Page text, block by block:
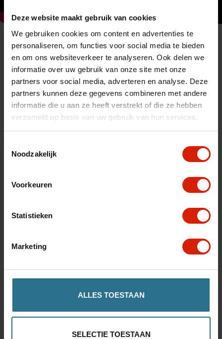
Deze website maakt gebruik van cookies
We gebruiken cookies om content en advertenties te
personaliseren, om functies voor social media te bieden
en om ons websiteverkeer te analyseren. Ook delen we
informatie over uw gebruik van onze site met onze
partners voor social media, adverteren en analyse. Deze
partners kunnen deze gegevens combineren met andere
informatie die u aan ze heeft verstrekt of die ze hebben
verzameld op basis van uw gebruik van hun services.
Noodzakelijk
Voorkeuren
Statistieken
Marketing
ALLES TOESTAAN
SELECTIE TOESTAAN
Accesorios
Respaldo
€48,20